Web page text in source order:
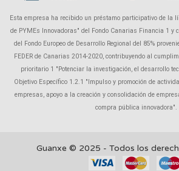
Esta empresa ha recibido un préstamo participativo de la
de PYMEs Innovadoras" del Fondo Canarias Financia 1 y
del Fondo Europeo de Desarrollo Regional del 85%
FEDER de Canarias 2014-2020, contribuyendo al
prioritario 1 "Potenciar la investigación, el desarrollo
Objetivo Específico 1.2.1 "Impulso y promoción de
empresas, apoyo a la creación y consolidación de
compra pública innovadora".
Guanxe © 2025 - Todos los